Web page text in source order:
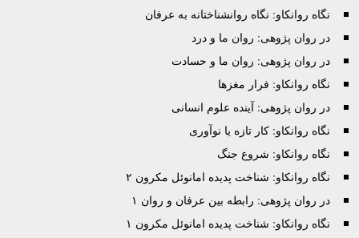
نگاه روانکاو: نگاه روانشناختانه به عرفان
در روان پژوهی: روان ما و درد
در روان پژوهی: روان ما و حسادت
نگاه روانکاو: فرار مغزها
در روان پژوهی: آینده علوم انسانی
نگاه روانکاو: کار تازه یا نوآوری
نگاه روانکاو: شروع جنگ
نگاه روانکاو: شناخت پدیده امانوئل مکرون ۲
در روان پژوهی: رابطه بین عرفان و روان ۱
نگاه روانکاو: شناخت پدیده امانوئل مکرون ۱